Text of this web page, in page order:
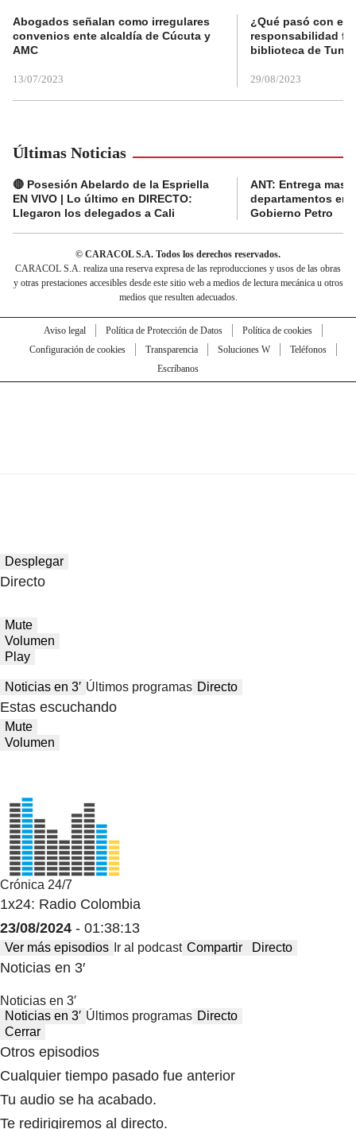
Abogados señalan como irregulares
convenios ente alcaldía de Cúcuta y
AMC
13/07/2023
¿Qué pasó con el
responsabilidad
biblioteca de
29/08/2023
Últimas Noticias
🔴 Posesión Abelardo de la Espriella
EN VIVO | Lo último en DIRECTO:
Llegaron los delegados a Cali
ANT: Entrega
departamentos en
Gobierno Petro
© CARACOL S.A. Todos los derechos reservados.
CARACOL S.A. realiza una reserva expresa de las reproducciones y usos de las obras
y otras prestaciones accesibles desde este sitio web a medios de lectura mecánica u otros
medios que resulten adecuados.
Aviso legal Política de Protección de Datos
Política de cookies
Configuración de cookies
Transparencia Soluciones W
Teléfonos
Escríbanos
Desplegar
Directo
Mute
Volumen
Play
Noticias en 3′ Últimos programas Directo
Estas escuchando
Mute
Volumen
Crónica 24/7
1x24: Radio Colombia
23/08/2024 - 01:38:13
Ver más episodios Ir al podcast Compartir Directo
Noticias en 3′
Noticias en 3′
Noticias en 3′ Últimos programas Directo
Cerrar
Otros episodios
Cualquier tiempo pasado fue anterior
Tu audio se ha acabado.
Te redirigiremos al directo.